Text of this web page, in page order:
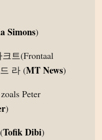
Simons)
트(Frontaal
라 (MT News)
Peter
)
Tofik Dibi)